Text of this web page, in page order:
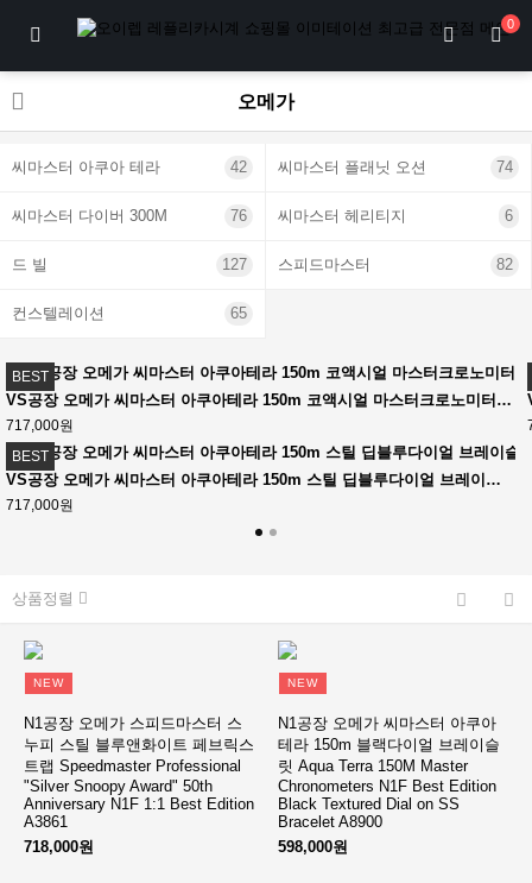
0
오메가
씨마스터 아쿠아 테라 42 씨마스터 플래닛 오션 74
씨마스터 다이버 300M 76 씨마스터 헤리티지 6
드 빌 127 스피드마스터 82
컨스텔레이션 65
BEST
VS공장 오메가 씨마스터 아쿠아테라 150m 코액시얼 마스터크로노미터 41mm 화이트다이얼 오렌지엑센트
717,000원
BEST
VS공장 오메가 씨마스터 아쿠아테라 150m 스틸 딥블루다이얼 브레이슬릿 딥블루 41mm Aqua Terra 150M Master Chronometers VSF 1:1 Best Edition Gray Dial Blue Hand on SS Bracelet A8900 Super Clone
717,000원
상품정렬
NEW
N1공장 오메가 스피드마스터 스
누피 스틸 블루앤화이트 페브릭스
트랩 Speedmaster Professional
"Silver Snoopy Award" 50th
Anniversary N1F 1:1 Best Edition
A3861
718,000원
NEW
N1공장 오메가 씨마스터 아쿠아
테라 150m 블랙다이얼 브레이슬
릿 Aqua Terra 150M Master
Chronometers N1F Best Edition
Black Textured Dial on SS
Bracelet A8900
598,000원